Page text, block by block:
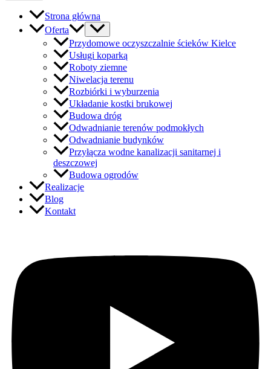
Strona główna
Oferta
Przydomowe oczyszczalnie ścieków Kielce
Usługi koparką
Roboty ziemne
Niwelacja terenu
Rozbiórki i wyburzenia
Układanie kostki brukowej
Budowa dróg
Odwadnianie terenów podmokłych
Odwadnianie budynków
Przyłącza wodne kanalizacji sanitarnej i
deszczowej
Budowa ogrodów
Realizacje
Blog
Kontakt